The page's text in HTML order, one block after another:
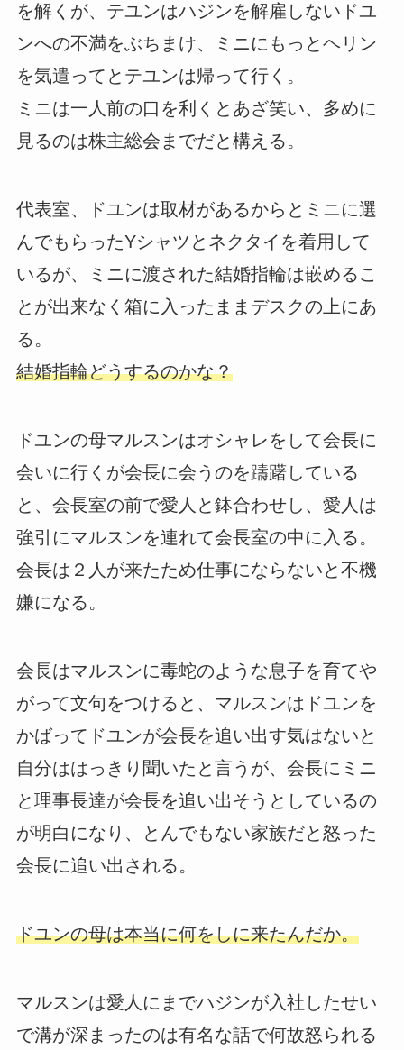
を解くが、テユンはハジンを解雇しないドユ
ンへの不満をぶちまけ、ミニにもっとヘリン
を気遣ってとテユンは帰って行く。
ミニは一人前の口を利くとあざ笑い、多めに
見るのは株主総会までだと構える。
代表室、ドユンは取材があるからとミニに選
んでもらったYシャツとネクタイを着用して
いるが、ミニに渡された結婚指輪は嵌めるこ
とが出来なく箱に入ったままデスクの上にあ
る。
結婚指輪どうするのかな？
ドユンの母マルスンはオシャレをして会長に
会いに行くが会長に会うのを躊躇している
と、会長室の前で愛人と鉢合わせし、愛人は
強引にマルスンを連れて会長室の中に入る。
会長は２人が来たため仕事にならないと不機
嫌になる。
会長はマルスンに毒蛇のような息子を育てや
がって文句をつけると、マルスンはドユンを
かばってドユンが会長を追い出す気はないと
自分ははっきり聞いたと言うが、会長にミニ
と理事長達が会長を追い出そうとしているの
が明白になり、とんでもない家族だと怒った
会長に追い出される。
ドユンの母は本当に何をしに来たんだか。
マルスンは愛人にまでハジンが入社したせい
で溝が深まったのは有名な話で何故怒られる